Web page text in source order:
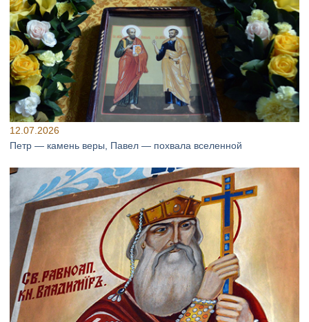
12.07.2026
Петр — камень веры, Павел — похвала вселенной